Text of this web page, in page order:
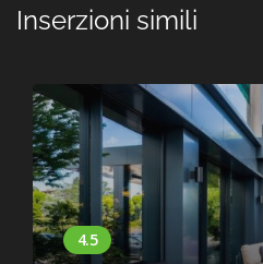
Inserzioni simili